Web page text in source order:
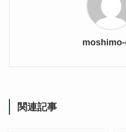
関連記事